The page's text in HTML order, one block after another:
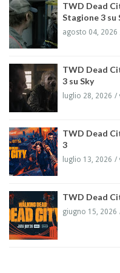
TWD Dead
Stagione 3 su
agosto 04, 2026
TWD Dead
3 su Sky
luglio 28, 2026
TWD Dead
3
luglio 13, 2026
TWD Dead
giugno 15, 2026